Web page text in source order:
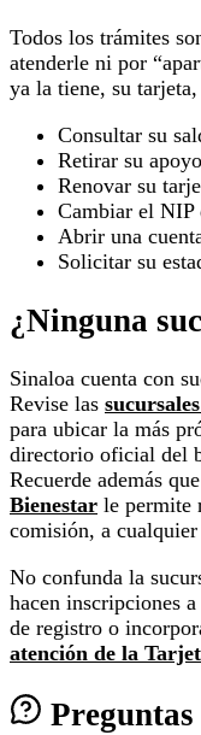
Todos los trámites
atenderle ni por
ya la tiene, su tarjeta,
Consultar su
Retirar su
Renovar su
Cambiar el NIP
Abrir una
Solicitar su
¿Ninguna
Sinaloa cuenta con
Revise las
para ubicar la más
directorio oficial del
Recuerde además
Bienestar le permite
comisión, a cualquier
No confunda la
hacen inscripciones
de registro o
atención de la
Preguntas